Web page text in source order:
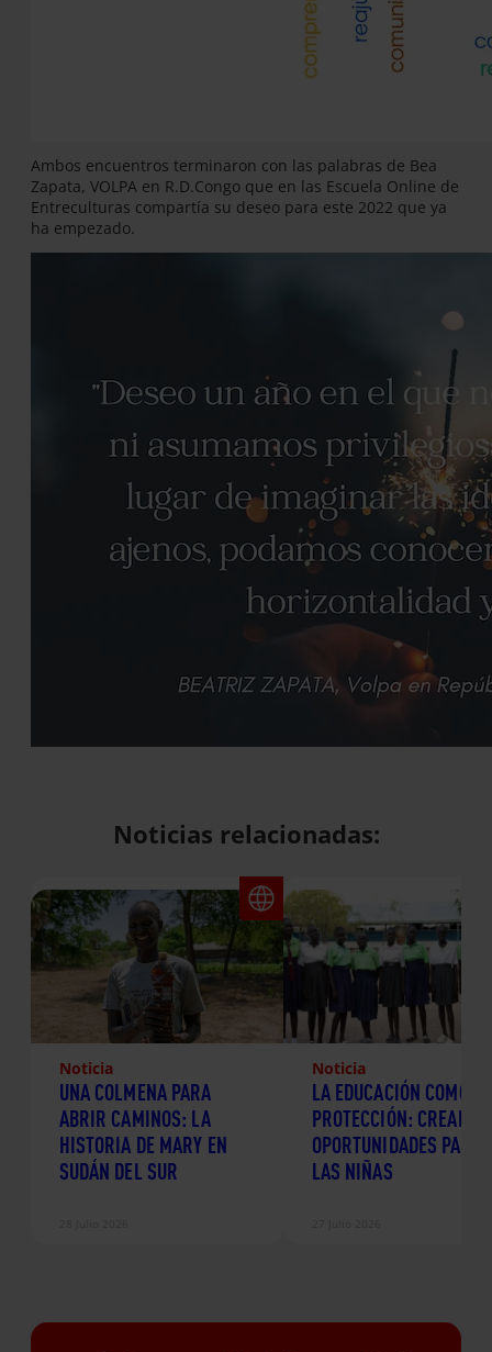
Ambos encuentros terminaron con las palabras de Bea
Zapata, VOLPA en R.D.Congo que en las Escuela Online de
Entreculturas compartía su deseo para este 2022 que ya
ha empezado.
Noticias relacionadas:
Noticia
UNA COLMENA PARA
ABRIR CAMINOS: LA
HISTORIA DE MARY EN
SUDÁN DEL SUR
Noticia
LA EDUCACIÓN COMO
PROTECCIÓN: CREANDO
OPORTUNIDADES PARA
LAS NIÑAS